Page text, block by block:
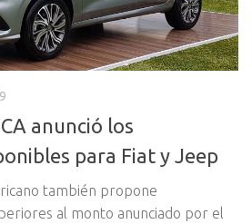
anunció los
para Fiat y Jeep
también propone
al monto anunciado por el